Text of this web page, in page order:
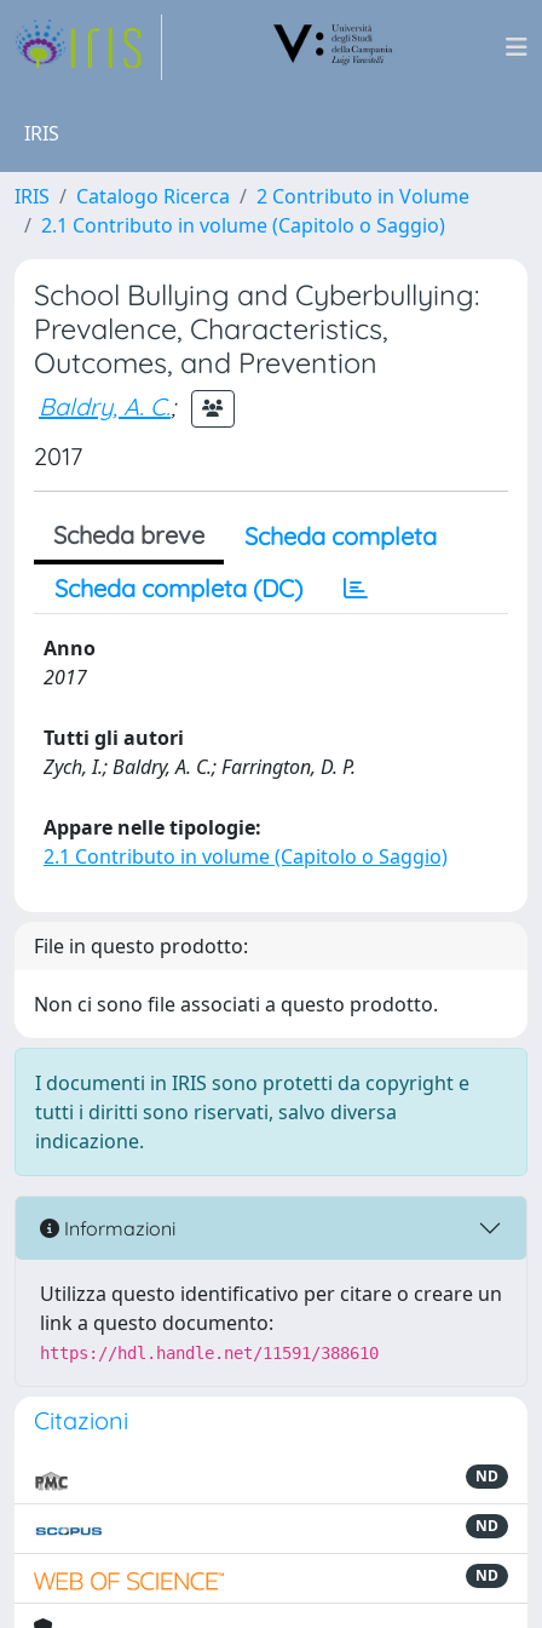
IRIS
IRIS Catalogo Ricerca
2 Contributo in Volume
2.1 Contributo in volume (Capitolo o Saggio)
School Bullying and Cyberbullying:
Prevalence, Characteristics,
Outcomes, and Prevention
Baldry, A. C.;
2017
Scheda breve
Scheda completa
Scheda completa (DC)
Anno
2017
Tutti gli autori
Zych, I.; Baldry, A. C.; Farrington, D. P.
Appare nelle tipologie:
2.1 Contributo in volume (Capitolo o Saggio)
File in questo prodotto:
Non ci sono file associati a questo prodotto.
I documenti in IRIS sono protetti da copyright e
tutti i diritti sono riservati, salvo diversa
indicazione.
Informazioni
Utilizza questo identificativo per citare o creare un
link a questo documento:
https://hdl.handle.net/11591/388610
Citazioni
ND
ND
ND